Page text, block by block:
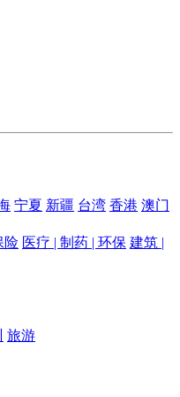
宁夏 新疆 台湾 香港 澳门
险 医疗 | 制药 | 环保 建筑 |
旅游